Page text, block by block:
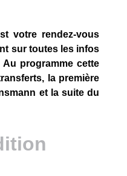
votre rendez-vous
sur toutes les infos
programme cette
la première
et la suite du